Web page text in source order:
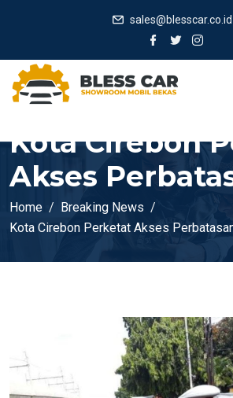
sales@blesscar.co.id
Kota Cirebon
Akses
Home
Breaking News
Kota Cirebon Perketat Akses